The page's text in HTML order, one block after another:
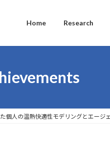
Home Research
個人の温熱快適性モデリングとエージ